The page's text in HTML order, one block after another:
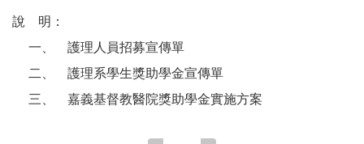
說 明：
一、 護理人員招募宣傳單
二、 護理系學生獎助學金宣傳單
三、 嘉義基督教醫院獎助學金實施方案